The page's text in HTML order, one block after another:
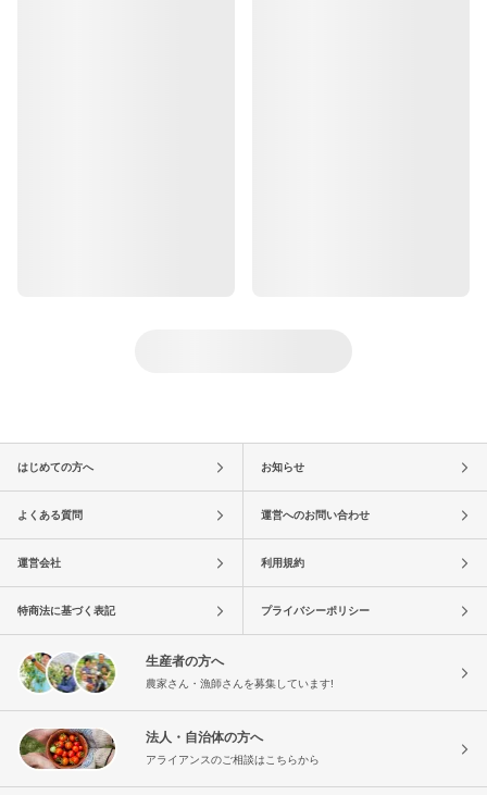
はじめての方へ お知らせ
よくある質問 運営へのお問い合わせ
運営会社 利用規約
特商法に基づく表記 プライバシーポリシー
生産者の方へ
農家さん・漁師さんを募集しています!
法人・自治体の方へ
アライアンスのご相談はこちらから